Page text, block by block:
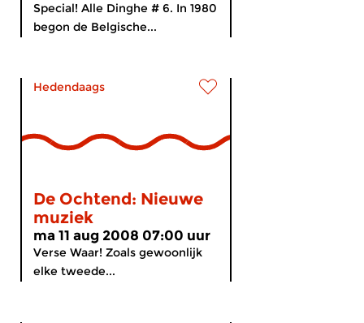
Special! Alle Dinghe # 6. In 1980
begon de Belgische...
Hedendaags
De Ochtend: Nieuwe
muziek
ma 11 aug 2008 07:00 uur
Verse Waar! Zoals gewoonlijk
elke tweede...